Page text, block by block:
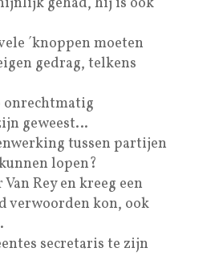
´knoppen moeten
gedrag, telkens
onrechtmatig
geweest…
tussen partijen
lopen?
Rey en kreeg een
verwoorden kon, ook
secretaris te zijn